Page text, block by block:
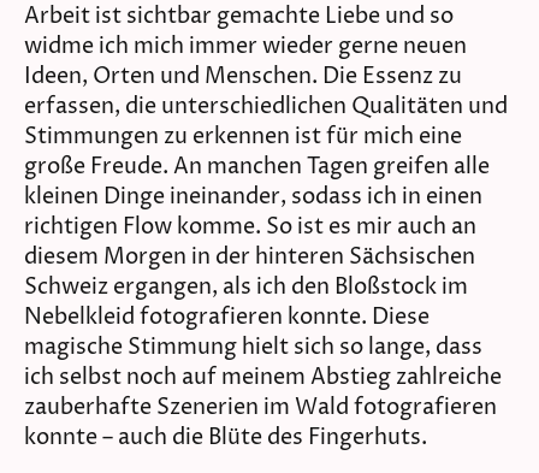
Arbeit ist sichtbar gemachte Liebe und so
widme ich mich immer wieder gerne neuen
Ideen, Orten und Menschen. Die Essenz zu
erfassen, die unterschiedlichen Qualitäten und
Stimmungen zu erkennen ist für mich eine
große Freude. An manchen Tagen greifen alle
kleinen Dinge ineinander, sodass ich in einen
richtigen Flow komme. So ist es mir auch an
diesem Morgen in der hinteren Sächsischen
Schweiz ergangen, als ich den Bloßstock im
Nebelkleid fotografieren konnte. Diese
magische Stimmung hielt sich so lange, dass
ich selbst noch auf meinem Abstieg zahlreiche
zauberhafte Szenerien im Wald fotografieren
konnte – auch die Blüte des Fingerhuts.